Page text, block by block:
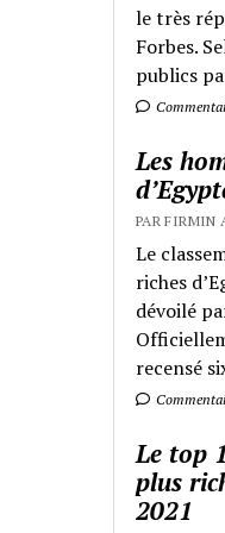
le très
Forbes.
publics
Les
PAR FIRMIN
Le
riches
dévoilé
recensé
Le top
plus
2021